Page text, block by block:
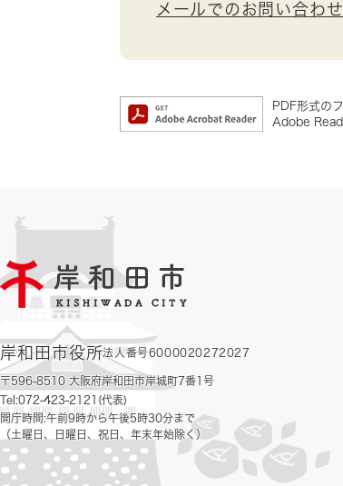
メールでのお問い合わ
PDF形式の
Adobe
岸和田市役所法人番号6000020272027
〒596-8510 大阪府岸和田市岸城町7番1号
Tel:072-423-2121(代表)
開庁時間:午前9時から午後5時30分まで
（土曜日、日曜日、祝日、年末年始除く）